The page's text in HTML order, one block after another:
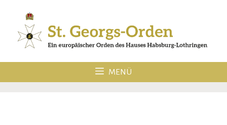
springen
MENÜ